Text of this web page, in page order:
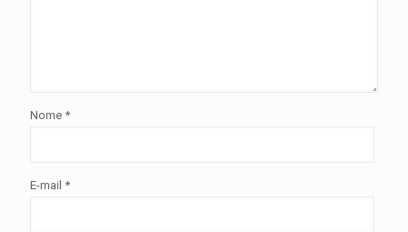
Nome *
E-mail *